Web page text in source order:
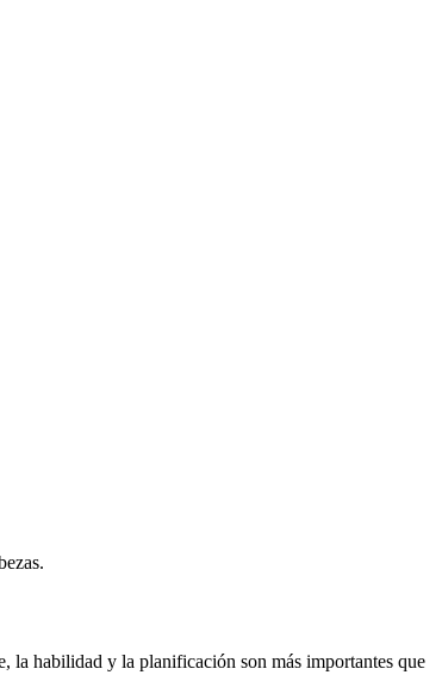
la habilidad y la planificación son más importantes que